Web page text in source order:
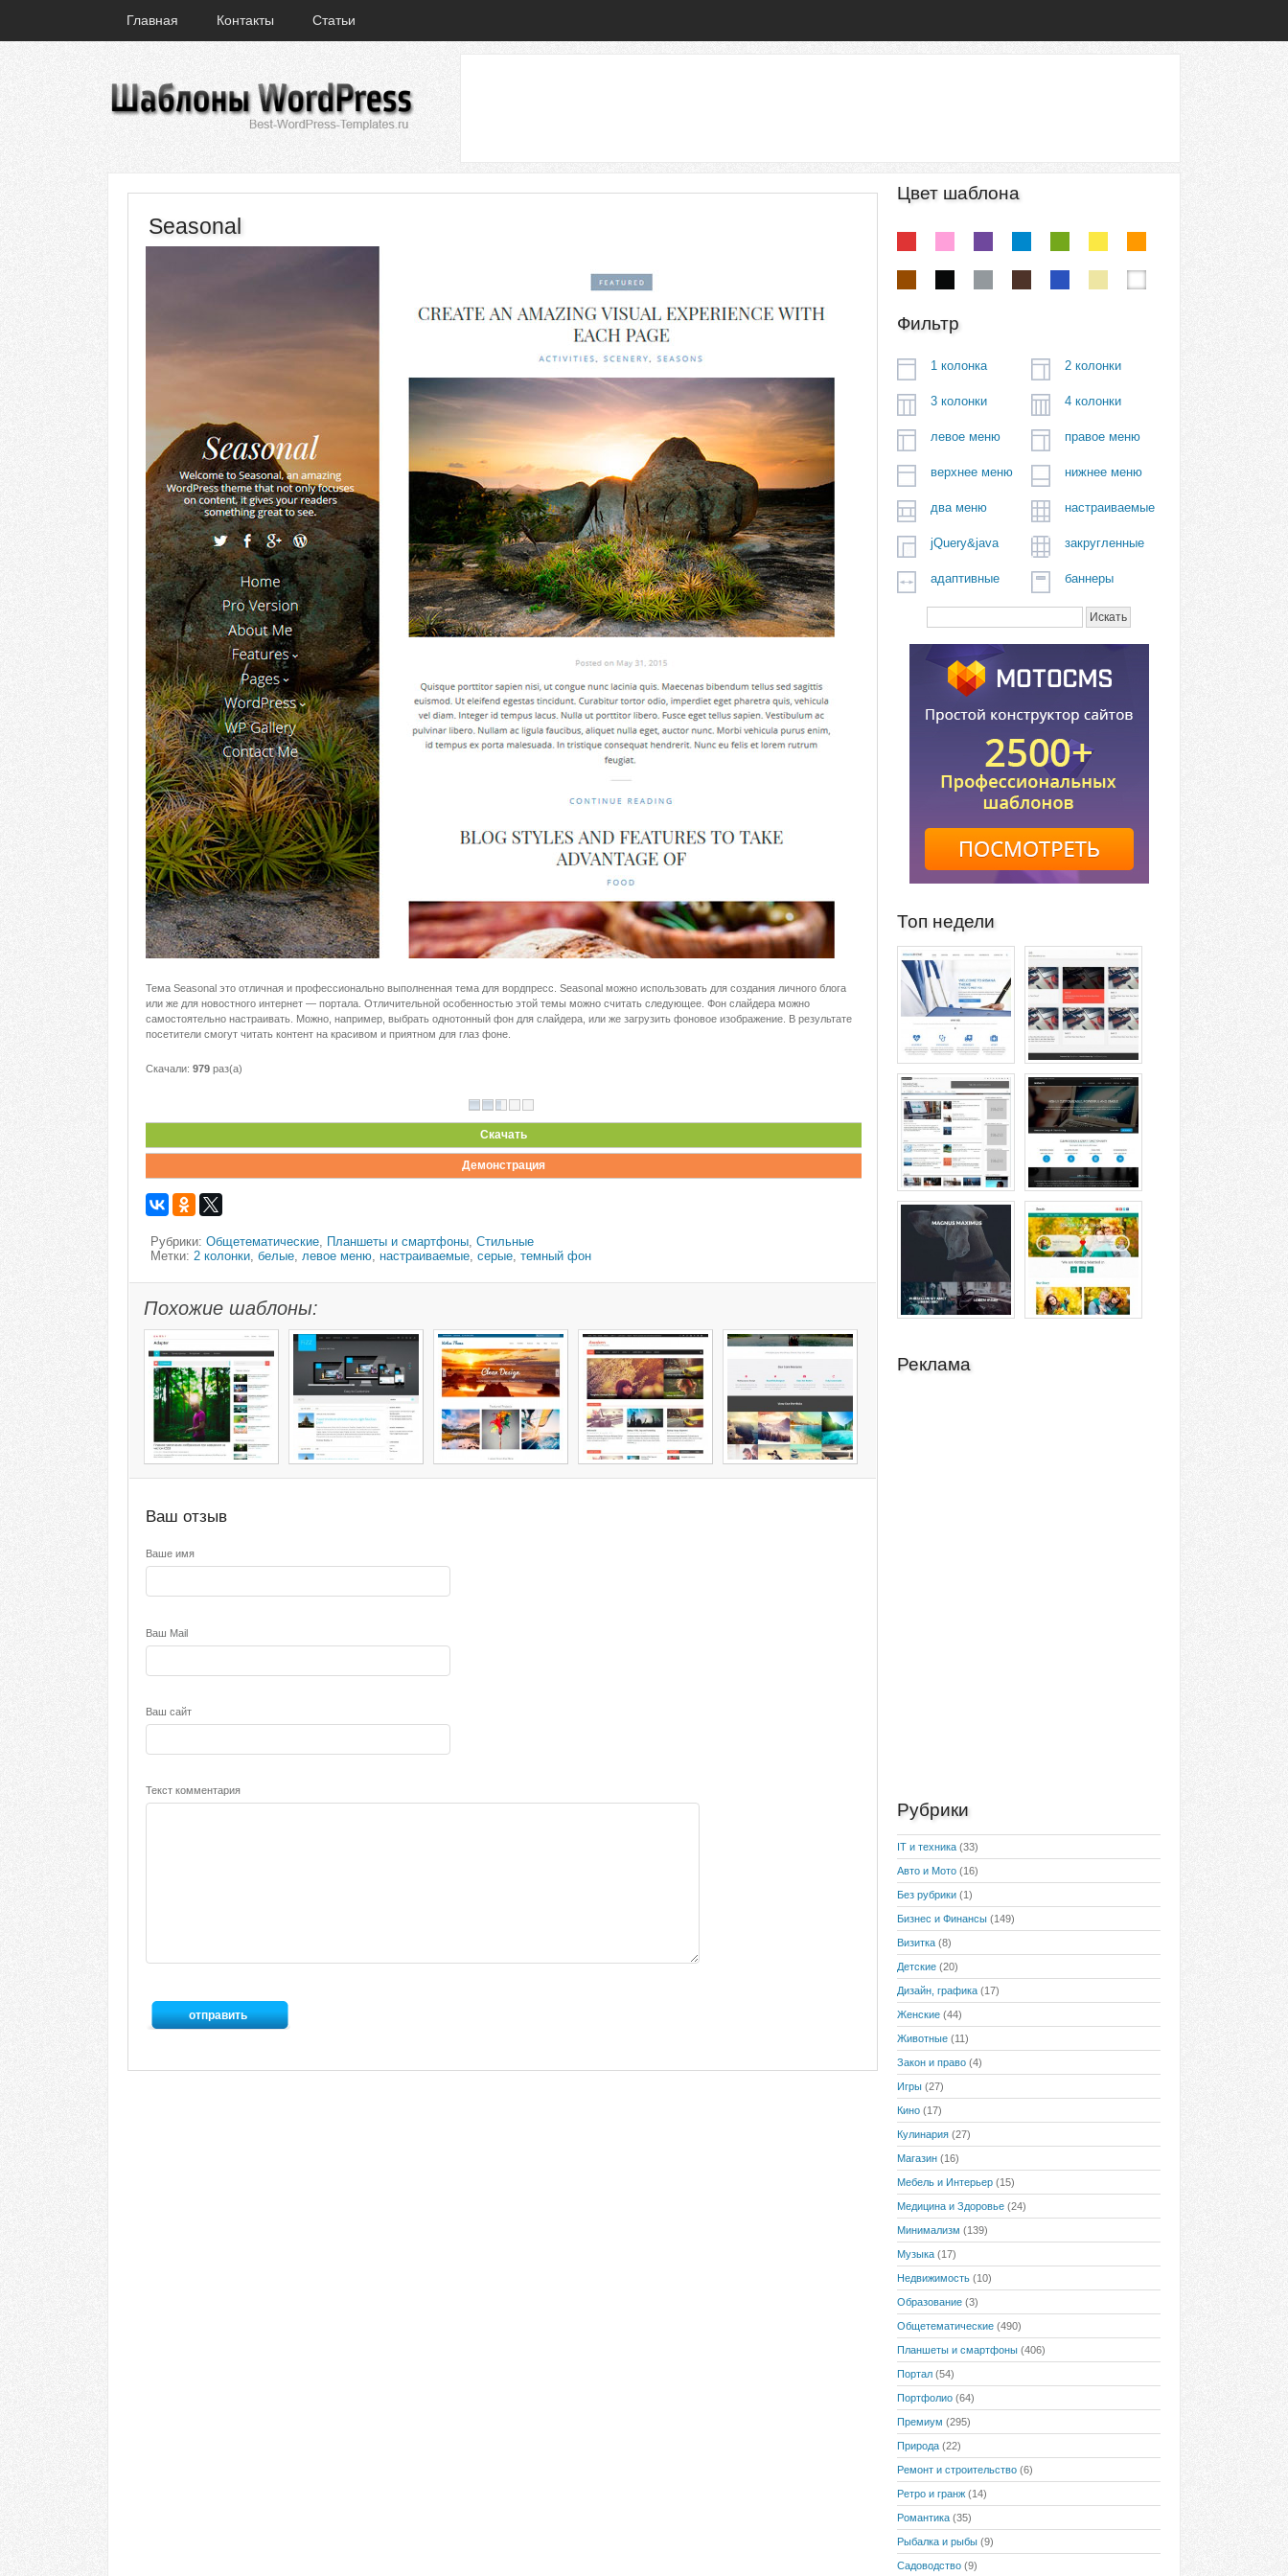
Главная Контакты Статьи
Seasonal
Тема Seasonal это отличная и профессионально выполненная тема для вордпресс. Seasonal можно использовать для создания личного блога
или же для новостного интернет — портала. Отличительной особенностью этой темы можно считать следующее. Фон слайдера можно
самостоятельно настраивать. Можно, например, выбрать однотонный фон для слайдера, или же загрузить фоновое изображение. В результате
посетители смогут читать контент на красивом и приятном для глаз фоне.
Скачали: 979 раз(а)
Скачать
Демонстрация
Рубрики: Общетематические, Планшеты и смартфоны, Стильные
Метки: 2 колонки, белые, левое меню, настраиваемые, серые, темный фон
Похожие шаблоны:
Ваш отзыв
Ваше имя
Ваш Mail
Ваш сайт
Текст комментария
Цвет шаблона
Фильтр
1 колонка 2 колонки
3 колонки 4 колонки
левое меню правое меню
верхнее меню нижнее меню
два меню настраиваемые
jQuery&java закругленные
адаптивные баннеры
Топ недели
Реклама
Рубрики
IT и техника (33)
Авто и Мото (16)
Без рубрики (1)
Бизнес и Финансы (149)
Визитка (8)
Детские (20)
Дизайн, графика (17)
Женские (44)
Животные (11)
Закон и право (4)
Игры (27)
Кино (17)
Кулинария (27)
Магазин (16)
Мебель и Интерьер (15)
Медицина и Здоровье (24)
Минимализм (139)
Музыка (17)
Недвижимость (10)
Образование (3)
Общетематические (490)
Планшеты и смартфоны (406)
Портал (54)
Портфолио (64)
Премиум (295)
Природа (22)
Ремонт и строительство (6)
Ретро и гранж (14)
Романтика (35)
Рыбалка и рыбы (9)
Садоводство (9)